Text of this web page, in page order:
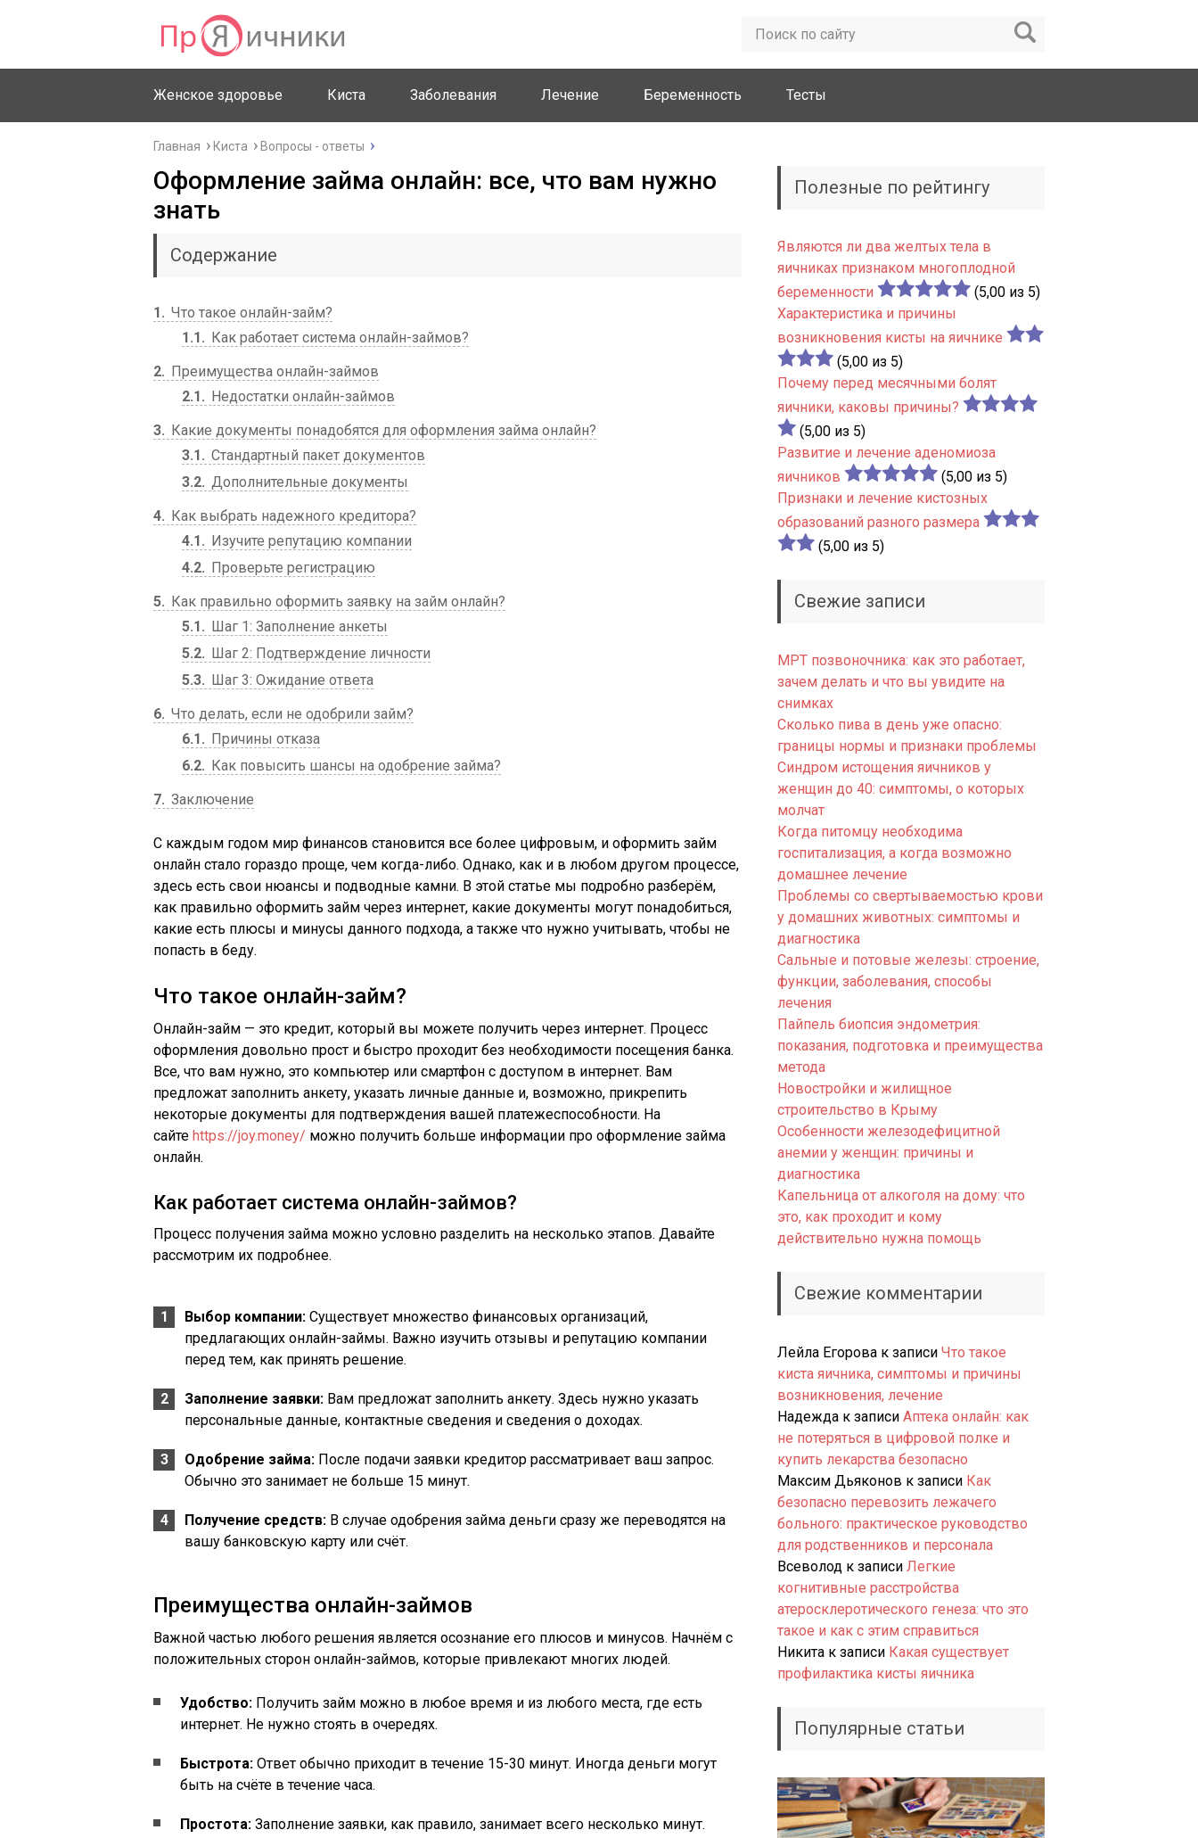
Женское здоровье Киста Заболевания Лечение Беременность Тесты
Главная Киста Вопросы - ответы
Оформление займа онлайн: все, что вам нужно
знать
Содержание
1
Что такое онлайн-займ?
1.1
Как работает система онлайн-займов?
2
Преимущества онлайн-займов
2.1
Недостатки онлайн-займов
3
Какие документы понадобятся для оформления займа онлайн?
3.1
Стандартный пакет документов
3.2 Дополнительные документы
4
Как выбрать надежного кредитора?
4.1
Изучите репутацию компании
4.2
Проверьте регистрацию
5
Как правильно оформить заявку на займ онлайн?
5.1
Шаг 1: Заполнение анкеты
5.2
Шаг 2: Подтверждение личности
5.3
Шаг 3: Ожидание ответа
6 Что делать, если не одобрили займ?
6.1
Причины отказа
6.2
Как повысить шансы на одобрение займа?
7 Заключение
С каждым годом мир финансов становится все более цифровым, и оформить займ
онлайн стало гораздо проще, чем когда-либо. Однако, как и в любом другом процессе,
здесь есть свои нюансы и подводные камни. В этой статье мы подробно разберём,
как правильно оформить займ через интернет, какие документы могут понадобиться,
какие есть плюсы и минусы данного подхода, а также что нужно учитывать, чтобы не
попасть в беду.
Что такое онлайн-займ?
Онлайн-займ — это кредит, который вы можете получить через интернет. Процесс
оформления довольно прост и быстро проходит без необходимости посещения банка.
Все, что вам нужно, это компьютер или смартфон с доступом в интернет. Вам
предложат заполнить анкету, указать личные данные и, возможно, прикрепить
некоторые документы для подтверждения вашей платежеспособности. На
сайте https://joy.money/ можно получить больше информации про оформление займа
онлайн.
Как работает система онлайн-займов?
Процесс получения займа можно условно разделить на несколько этапов. Давайте
рассмотрим их подробнее.
Выбор компании: Существует множество финансовых организаций,
предлагающих онлайн-займы. Важно изучить отзывы и репутацию компании
перед тем, как принять решение.
Заполнение заявки: Вам предложат заполнить анкету. Здесь нужно указать
персональные данные, контактные сведения и сведения о доходах.
Одобрение займа: После подачи заявки кредитор рассматривает ваш запрос.
Обычно это занимает не больше 15 минут.
Получение средств: В случае одобрения займа деньги сразу же переводятся на
вашу банковскую карту или счёт.
Преимущества онлайн-займов
Важной частью любого решения является осознание его плюсов и минусов. Начнём с
положительных сторон онлайн-займов, которые привлекают многих людей.
Удобство: Получить займ можно в любое время и из любого места, где есть
интернет. Не нужно стоять в очередях.
Быстрота: Ответ обычно приходит в течение 15-30 минут. Иногда деньги могут
быть на счёте в течение часа.
Простота: Заполнение заявки, как правило, занимает всего несколько минут.
Полезные по рейтингу
Являются ли два желтых тела в
яичниках признаком многоплодной
беременности
(5,00 из 5)
Характеристика и причины
возникновения кисты на яичнике
(5,00 из 5)
Почему перед месячными болят
яичники, каковы причины?
(5,00 из 5)
Развитие и лечение аденомиоза
яичников
(5,00 из 5)
Признаки и лечение кистозных
образований разного размера
(5,00 из 5)
Свежие записи
МРТ позвоночника: как это работает,
зачем делать и что вы увидите на
снимках
Сколько пива в день уже опасно:
границы нормы и признаки проблемы
Синдром истощения яичников у
женщин до 40: симптомы, о которых
молчат
Когда питомцу необходима
госпитализация, а когда возможно
домашнее лечение
Проблемы со свертываемостью крови
у домашних животных: симптомы и
диагностика
Сальные и потовые железы: строение,
функции, заболевания, способы
лечения
Пайпель биопсия эндометрия:
показания, подготовка и преимущества
метода
Новостройки и жилищное
строительство в Крыму
Особенности железодефицитной
анемии у женщин: причины и
диагностика
Капельница от алкоголя на дому: что
это, как проходит и кому
действительно нужна помощь
Свежие комментарии
Лейла Егорова к записи Что такое
киста яичника, симптомы и причины
возникновения, лечение
Надежда к записи Аптека онлайн: как
не потеряться в цифровой полке и
купить лекарства безопасно
Максим Дьяконов к записи Как
безопасно перевозить лежачего
больного: практическое руководство
для родственников и персонала
Всеволод к записи Легкие
когнитивные расстройства
атеросклеротического генеза: что это
такое и как с этим справиться
Никита к записи Какая существует
профилактика кисты яичника
Популярные статьи